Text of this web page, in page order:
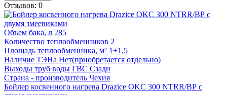
Отзывов: 0
Объем бака, л 285
Количество теплообменников 2
Площадь теплообменника, м² 1+1,5
Наличие ТЭНа Нет(приобретается отдельно)
Выходы труб воды ГВС Сзади
Страна - производитель Чехия
Бойлер косвенного нагрева Drazice OKC 300 NTRR/ВР с